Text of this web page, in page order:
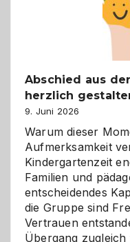
Abschied aus
herzlich
9. Juni 2026
Warum dieser
Aufmerksamkeit
Kindergartenzeit
Familien und
entscheidendes
die Gruppe sind
Vertrauen
Übergang